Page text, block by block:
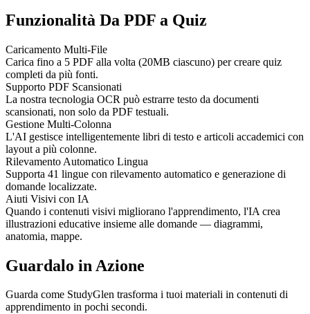
Funzionalità Da PDF a Quiz
Caricamento Multi-File
Carica fino a 5 PDF alla volta (20MB ciascuno) per creare quiz
completi da più fonti.
Supporto PDF Scansionati
La nostra tecnologia OCR può estrarre testo da documenti
scansionati, non solo da PDF testuali.
Gestione Multi-Colonna
L'AI gestisce intelligentemente libri di testo e articoli accademici con
layout a più colonne.
Rilevamento Automatico Lingua
Supporta 41 lingue con rilevamento automatico e generazione di
domande localizzate.
Aiuti Visivi con IA
Quando i contenuti visivi migliorano l'apprendimento, l'IA crea
illustrazioni educative insieme alle domande — diagrammi,
anatomia, mappe.
Guardalo in Azione
Guarda come StudyGlen trasforma i tuoi materiali in contenuti di
apprendimento in pochi secondi.